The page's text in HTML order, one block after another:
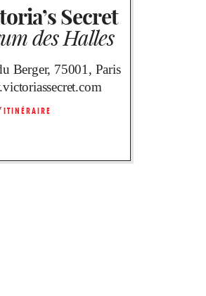
Secret
des Halles
Berger, 75001, Paris